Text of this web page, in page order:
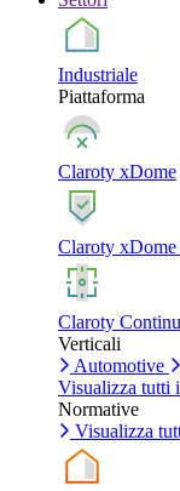
Industriale
Piattaforma
Claroty xDome
Claroty xDome
Claroty
Verticali
Automotive
Visualizza tutti
Normative
Visualizza